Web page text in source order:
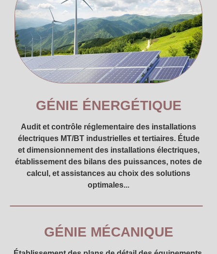
GÉNIE ÉNERGÉTIQUE
Audit et contrôle réglementaire des installations
électriques MT/BT industrielles et tertiaires. Étude
et dimensionnement des installations électriques,
établissement des bilans des puissances, notes de
calcul, et assistances au choix des solutions
optimales...
GÉNIE MÉCANIQUE